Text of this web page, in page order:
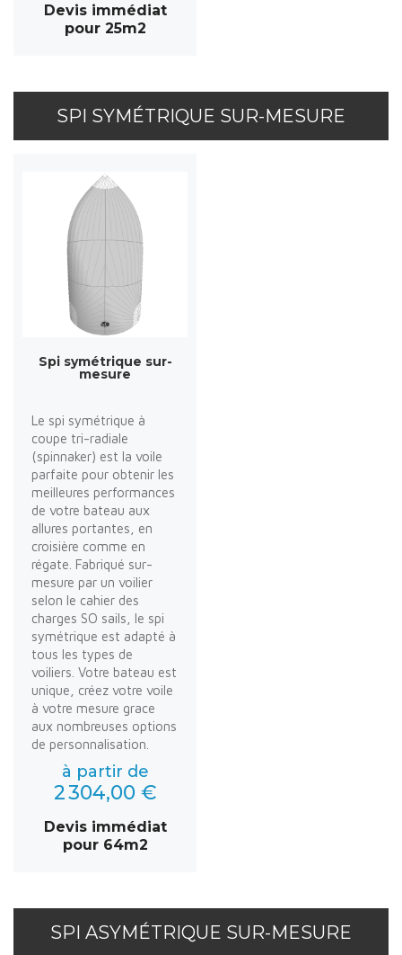
Devis immédiat
pour 25m2
SPI SYMÉTRIQUE SUR-MESURE
Spi symétrique sur-
mesure
Le spi symétrique à
coupe tri-radiale
(spinnaker) est la voile
parfaite pour obtenir les
meilleures performances
de votre bateau aux
allures portantes, en
croisière comme en
régate. Fabriqué sur-
mesure par un voilier
selon le cahier des
charges SO sails, le spi
symétrique est adapté à
tous les types de
voiliers. Votre bateau est
unique, créez votre voile
à votre mesure grace
aux nombreuses options
de personnalisation.
à partir de
2 304,00 €
Devis immédiat
pour 64m2
SPI ASYMÉTRIQUE SUR-MESURE